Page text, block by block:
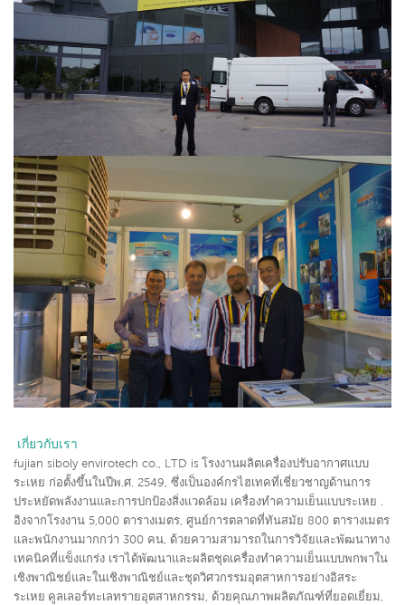
เกี่ยวกับเรา
fujian siboly envirotech co., LTD is โรงงานผลิตเครื่องปรับอากาศแบบ
ระเหย ก่อตั้งขึ้นในปีพ.ศ. 2549, ซึ่งเป็นองค์กรไฮเทคที่เชี่ยวชาญด้านการ
ประหยัดพลังงานและการปกป้องสิ่งแวดล้อม เครื่องทำความเย็นแบบระเหย .
อิงจากโรงงาน 5,000 ตารางเมตร, ศูนย์การตลาดที่ทันสมัย 800 ตารางเมตร
และพนักงานมากกว่า 300 คน, ด้วยความสามารถในการวิจัยและพัฒนาทาง
เทคนิคที่แข็งแกร่ง เราได้พัฒนาและผลิตชุดเครื่องทำความเย็นแบบพกพาใน
เชิงพาณิชย์และในเชิงพาณิชย์และชุดวิศวกรรมอุตสาหการอย่างอิสระ
ระเหย คูลเลอร์ทะเลทรายอุตสาหกรรม, ด้วยคุณภาพผลิตภัณฑ์ที่ยอดเยี่ยม,